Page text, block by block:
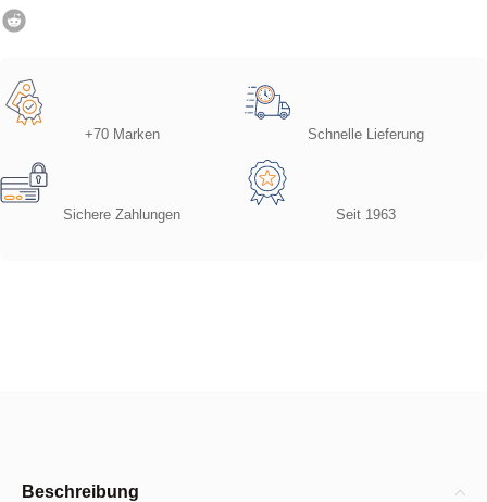
+70 Marken Schnelle Lieferung
Sichere Zahlungen Seit 1963
Beschreibung